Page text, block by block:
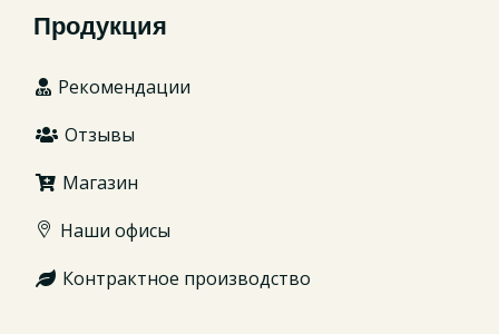
Продукция
Рекомендации
Отзывы
Магазин
Наши офисы
Контрактное производство